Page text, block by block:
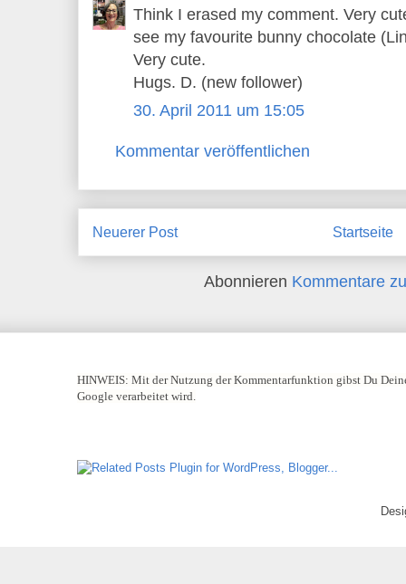
Think I erased my comment. Very
see my favourite bunny chocolate
Very cute.
Hugs. D. (new follower)
30. April 2011 um 15:05
Kommentar veröffentlichen
Neuerer Post Startseite
Abonnieren Kommentare
HINWEIS: Mit der Nutzung der Kommentarfunktion gibst Du
Google verarbeitet wird.